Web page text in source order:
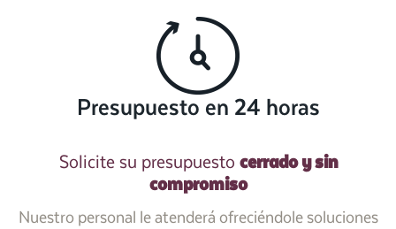
Presupuesto en 24 horas
Solicite su presupuesto cerrado y sin
compromiso
Nuestro personal le atenderá ofreciéndole soluciones